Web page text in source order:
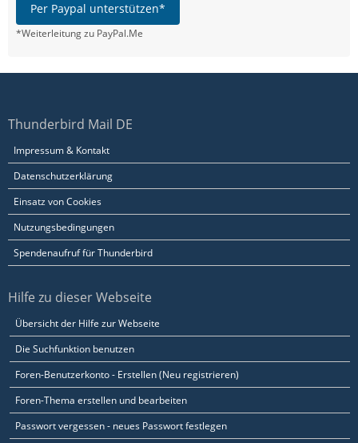
Per Paypal unterstützen*
*Weiterleitung zu PayPal.Me
Thunderbird Mail DE
Impressum & Kontakt
Datenschutzerklärung
Einsatz von Cookies
Nutzungsbedingungen
Spendenaufruf für Thunderbird
Hilfe zu dieser Webseite
Übersicht der Hilfe zur Webseite
Die Suchfunktion benutzen
Foren-Benutzerkonto - Erstellen (Neu registrieren)
Foren-Thema erstellen und bearbeiten
Passwort vergessen - neues Passwort festlegen